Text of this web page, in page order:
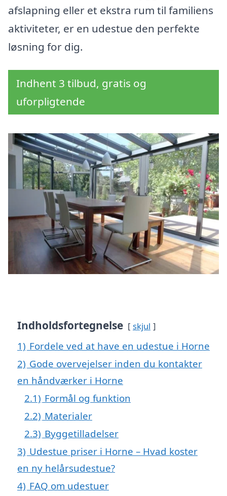
afslapning eller et ekstra rum til familiens
aktiviteter, er en udestue den perfekte
løsning for dig.
Indhent 3 tilbud, gratis og
uforpligtende
Indholdsfortegnelse skjul
1) Fordele ved at have en udestue i Horne
2) Gode overvejelser inden du kontakter
en håndværker i Horne
2.1) Formål og funktion
2.2) Materialer
2.3) Byggetilladelser
3) Udestue priser i Horne – Hvad koster
en ny helårsudestue?
4) FAQ om udestuer